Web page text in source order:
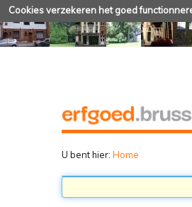
Cookies verzekeren het goed
U bent hier: Home